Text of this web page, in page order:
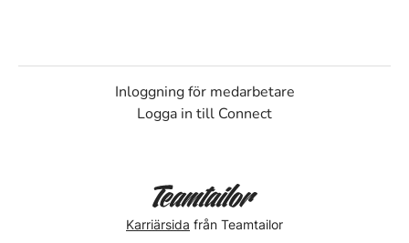
Inloggning för medarbetare
Logga in till Connect
Karriärsida från Teamtailor